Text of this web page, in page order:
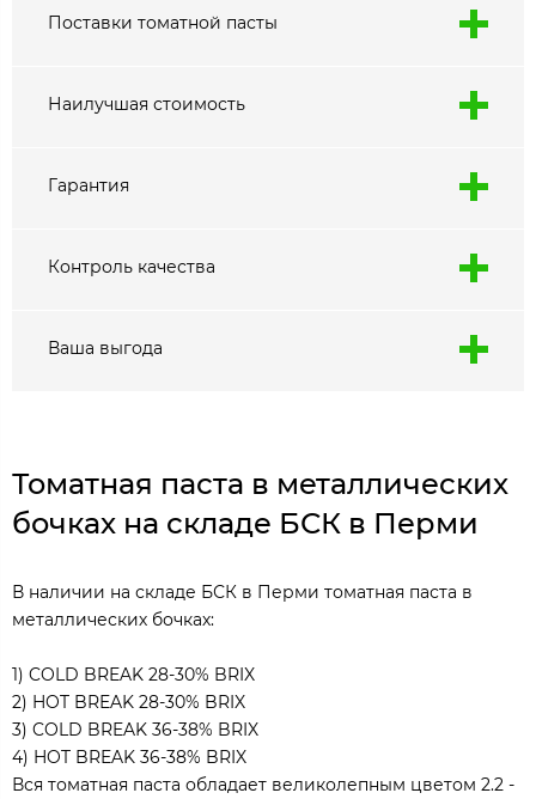
Поставки томатной пасты
Наилучшая стоимость
Гарантия
Контроль качества
Ваша выгода
Томатная паста в металлических
бочках на складе БСК в Перми
В наличии на складе БСК в Перми томатная паста в
металлических бочках:
1) COLD BREAK 28-30% BRIX
2) HOT BREAK 28-30% BRIX
3) COLD BREAK 36-38% BRIX
4) HOT BREAK 36-38% BRIX
Вся томатная паста обладает великолепным цветом 2.2 -